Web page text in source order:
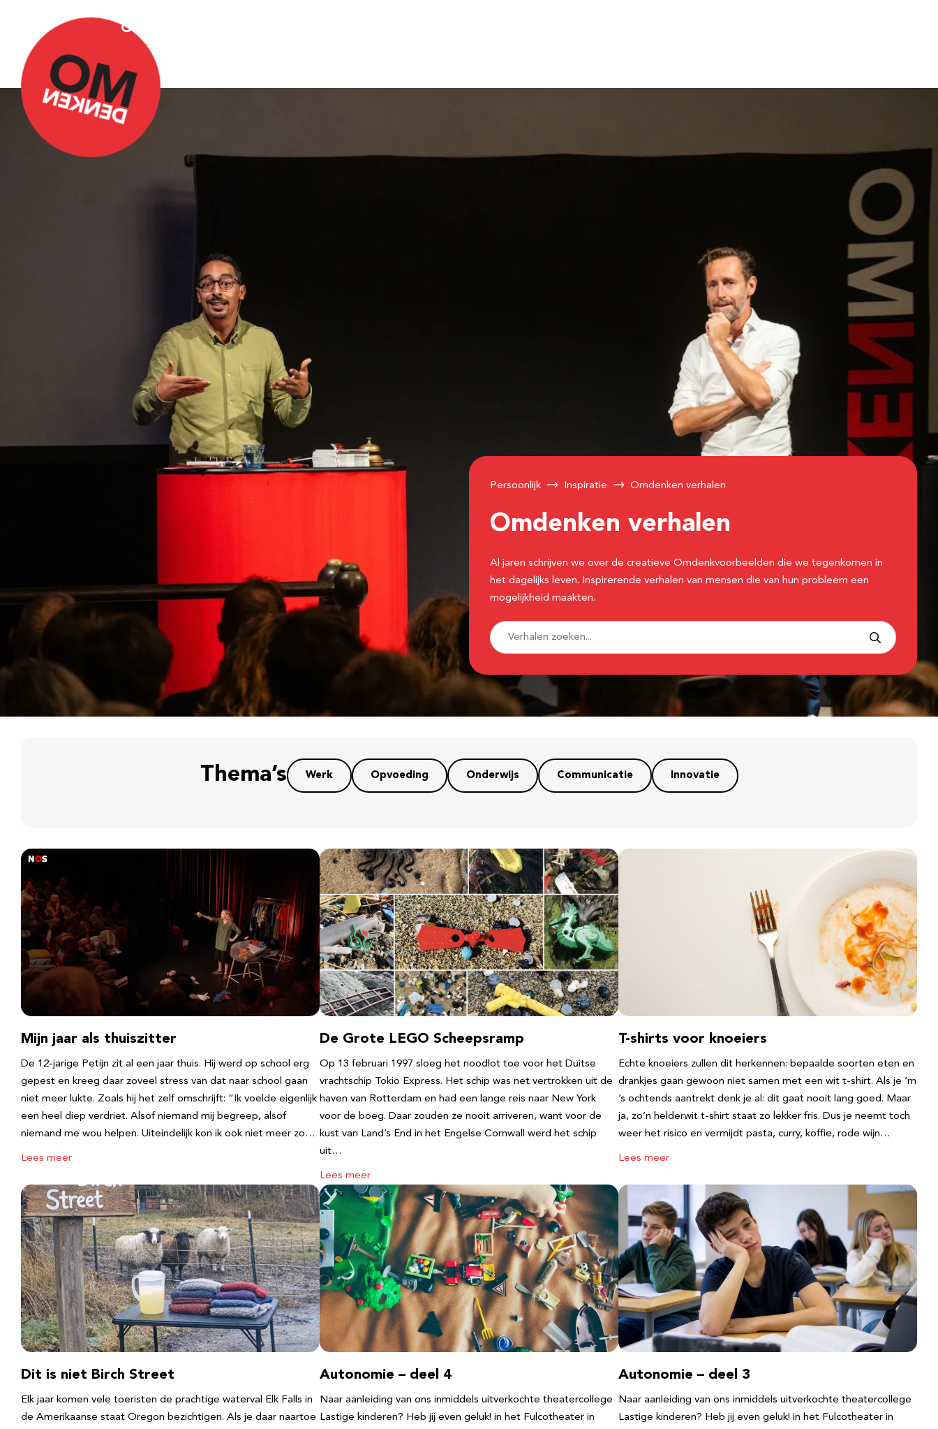
Over Omdenken
Persoonlijk Inspiratie Omdenken verhalen
Omdenken verhalen
Al jaren schrijven we over de creatieve Omdenkvoorbeelden die we tegenkomen in
het dagelijks leven. Inspirerende verhalen van mensen die van hun probleem een
mogelijkheid maakten.
Thema’s Werk Opvoeding Onderwijs Communicatie Innovatie
Mijn jaar als thuiszitter
De 12-jarige Petijn zit al een jaar thuis. Hij werd op school erg
gepest en kreeg daar zoveel stress van dat naar school gaan
niet meer lukte. Zoals hij het zelf omschrijft: “Ik voelde eigenlijk
een heel diep verdriet. Alsof niemand mij begreep, alsof
niemand me wou helpen. Uiteindelijk kon ik ook niet meer zo…
Lees meer
De Grote LEGO Scheepsramp
Op 13 februari 1997 sloeg het noodlot toe voor het Duitse
vrachtschip Tokio Express. Het schip was net vertrokken uit de
haven van Rotterdam en had een lange reis naar New York
voor de boeg. Daar zouden ze nooit arriveren, want voor de
kust van Land’s End in het Engelse Cornwall werd het schip
uit…
Lees meer
T-shirts voor knoeiers
Echte knoeiers zullen dit herkennen: bepaalde soorten eten en
drankjes gaan gewoon niet samen met een wit t-shirt. Als je ‘m
’s ochtends aantrekt denk je al: dit gaat nooit lang goed. Maar
ja, zo’n helderwit t-shirt staat zo lekker fris. Dus je neemt toch
weer het risico en vermijdt pasta, curry, koffie, rode wijn…
Lees meer
Dit is niet Birch Street
Elk jaar komen vele toeristen de prachtige waterval Elk Falls in
de Amerikaanse staat Oregon bezichtigen. Als je daar naartoe
Autonomie – deel 4
Naar aanleiding van ons inmiddels uitverkochte theatercollege
Lastige kinderen? Heb jij even geluk! in het Fulcotheater in
Autonomie – deel 3
Naar aanleiding van ons inmiddels uitverkochte theatercollege
Lastige kinderen? Heb jij even geluk! in het Fulcotheater in